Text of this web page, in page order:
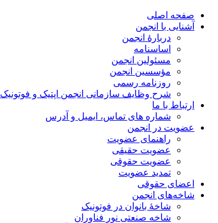
صفحه اصلی
آشنایی با انجمن
دربارۀ انجمن
اساسنامه
مسئولین انجمن
مؤسسین انجمن
روزنامه رسمی
شرح وظایف سازمانی انجمن اپتیک و فوتونیک
ارتباط با ما
شماره های تماس، ایمیل و آدرس
عضویت در انجمن
راهنمای عضویت
عضویت حقیقی
عضویت حقوقی
تمدید عضویت
اعضای حقوقی
شاخه‌های انجمن
شاخۀ بانوان در فوتونیک
شاخه صنعتی نور فناوران